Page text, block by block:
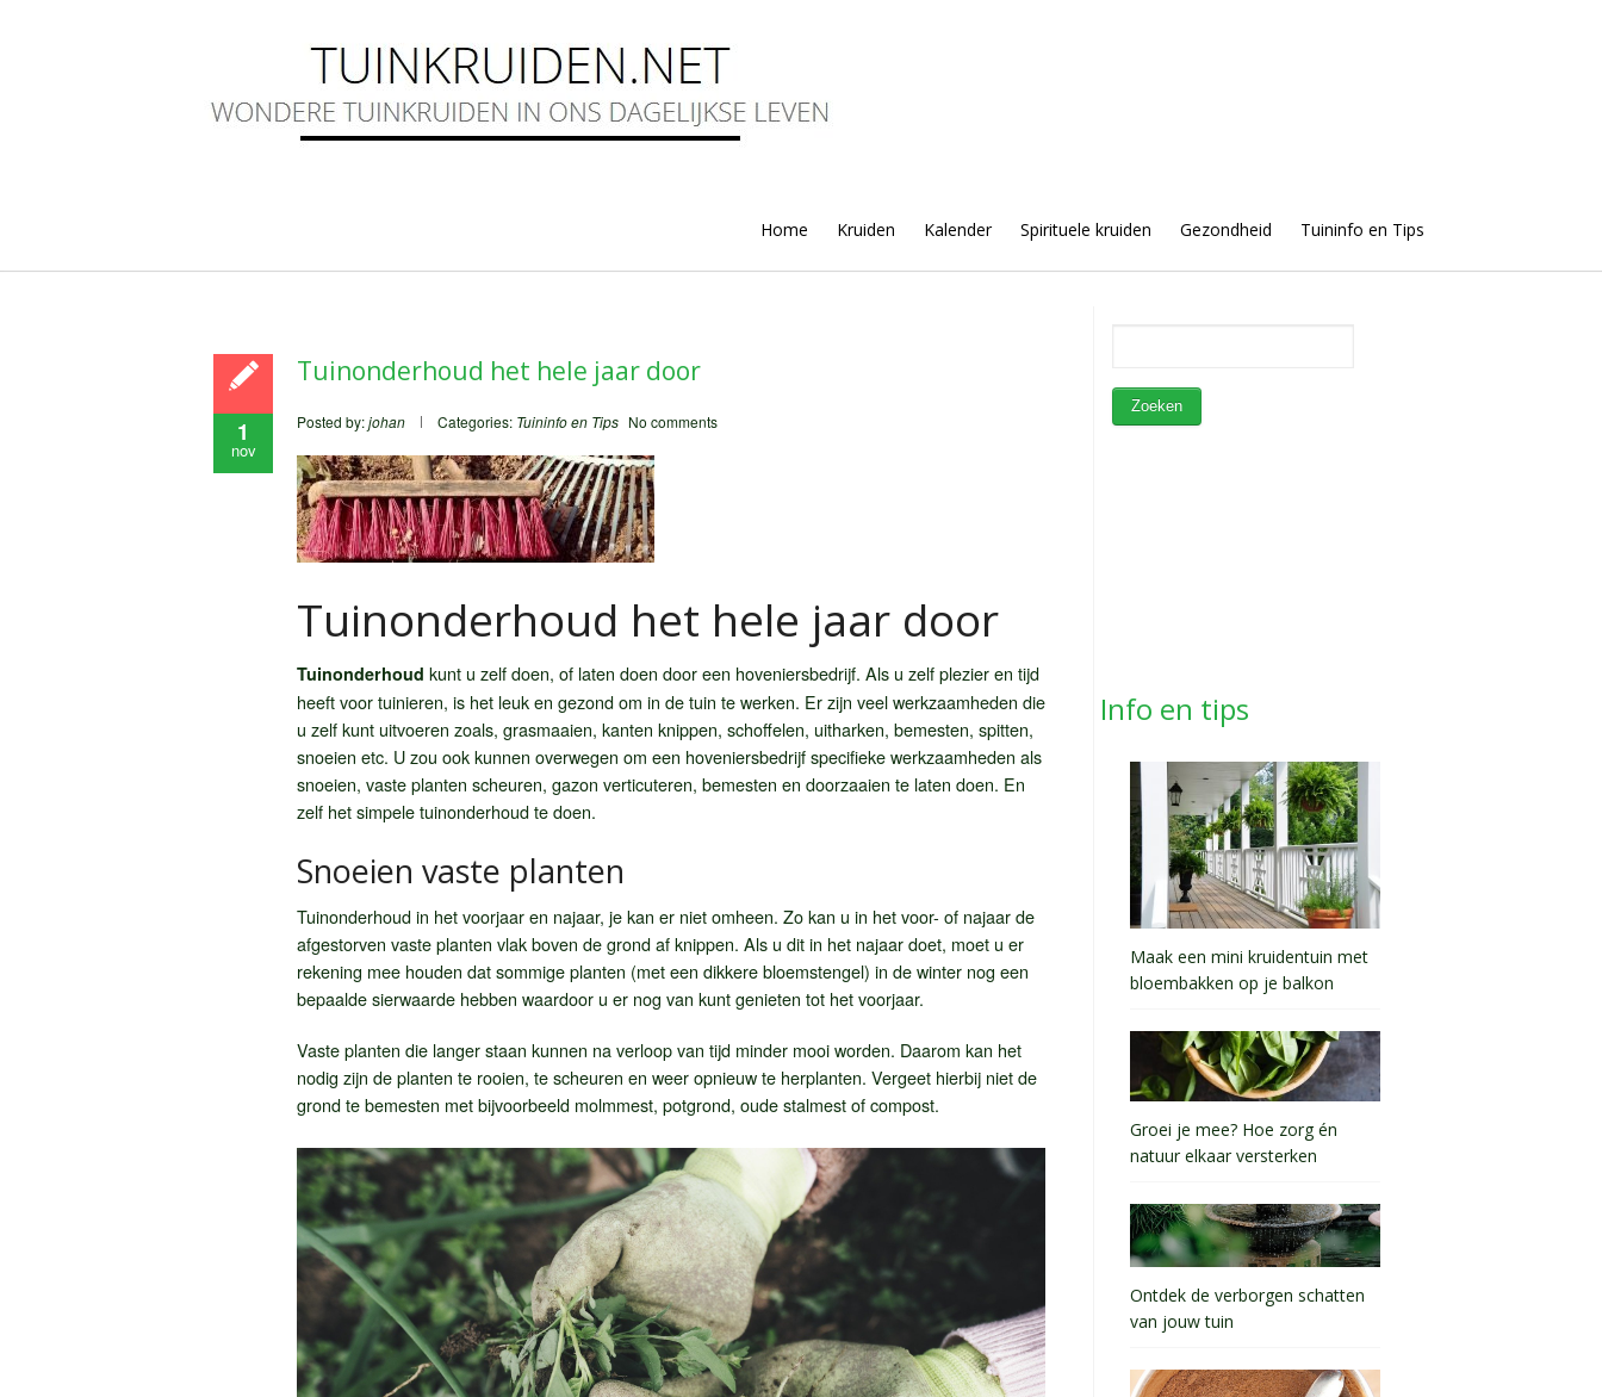
Home Kruiden Kalender Spirituele kruiden Gezondheid Tuininfo en Tips
1
nov
Tuinonderhoud het hele jaar door
Posted by:johan Categories: Tuininfo en Tips No comments
Tuinonderhoud het hele jaar door
Tuinonderhoud kunt u zelf doen, of laten doen door een hoveniersbedrijf. Als u zelf plezier en tijd
heeft voor tuinieren, is het leuk en gezond om in de tuin te werken. Er zijn veel werkzaamheden die
u zelf kunt uitvoeren zoals, grasmaaien, kanten knippen, schoffelen, uitharken, bemesten, spitten,
snoeien etc. U zou ook kunnen overwegen om een hoveniersbedrijf specifieke werkzaamheden als
snoeien, vaste planten scheuren, gazon verticuteren, bemesten en doorzaaien te laten doen. En
zelf het simpele tuinonderhoud te doen.
Snoeien vaste planten
Tuinonderhoud in het voorjaar en najaar, je kan er niet omheen. Zo kan u in het voor- of najaar de
afgestorven vaste planten vlak boven de grond af knippen. Als u dit in het najaar doet, moet u er
rekening mee houden dat sommige planten (met een dikkere bloemstengel) in de winter nog een
bepaalde sierwaarde hebben waardoor u er nog van kunt genieten tot het voorjaar.
Vaste planten die langer staan kunnen na verloop van tijd minder mooi worden. Daarom kan het
nodig zijn de planten te rooien, te scheuren en weer opnieuw te herplanten. Vergeet hierbij niet de
grond te bemesten met bijvoorbeeld molmmest, potgrond, oude stalmest of compost.
Info en tips
Maak een mini kruidentuin met
bloembakken op je balkon
Groei je mee? Hoe zorg én
natuur elkaar versterken
Ontdek de verborgen schatten
van jouw tuin